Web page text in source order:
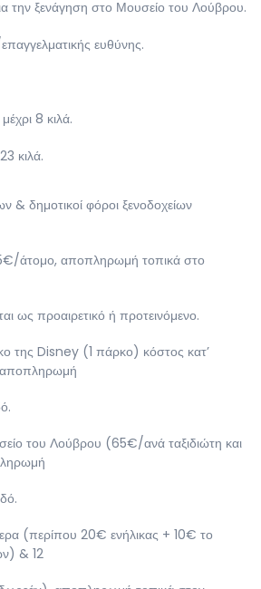
την ξενάγηση στο Μουσείο του Λούβρου.
ευθύνης.
8 κιλά.
κιλά.
& δημοτικοί φόροι ξενοδοχείων
άτομο, αποπληρωμή τοπικά στο
ως προαιρετικό ή προτεινόμενο.
της Disney (1 πάρκο) κόστος κατ’
του Λούβρου (65€/ανά ταξιδιώτη και
(περίπου 20€ ενήλικας + 10€ το
& 12